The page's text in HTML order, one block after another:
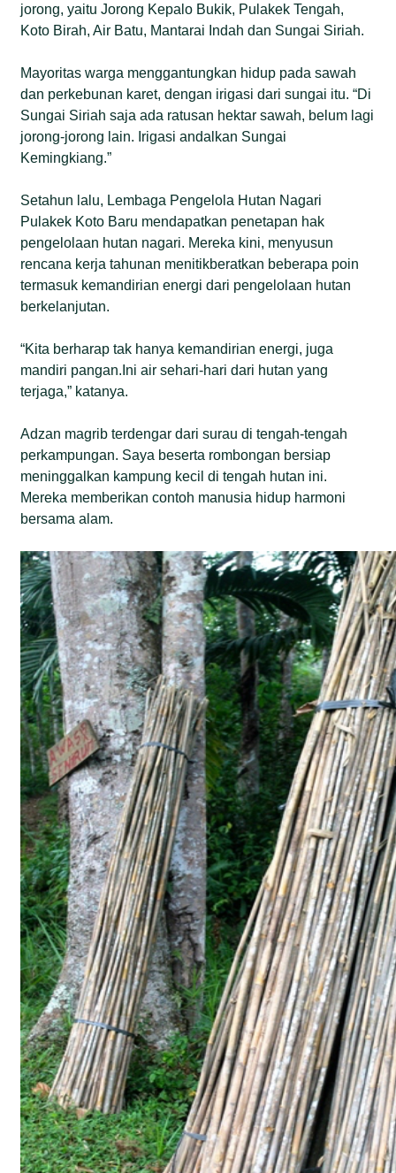
jorong, yaitu Jorong Kepalo Bukik, Pulakek Tengah,
Koto Birah, Air Batu, Mantarai Indah dan Sungai Siriah.
Mayoritas warga menggantungkan hidup pada sawah
dan perkebunan karet, dengan irigasi dari sungai itu. “Di
Sungai Siriah saja ada ratusan hektar sawah, belum lagi
jorong-jorong lain. Irigasi andalkan Sungai
Kemingkiang.”
Setahun lalu, Lembaga Pengelola Hutan Nagari
Pulakek Koto Baru mendapatkan penetapan hak
pengelolaan hutan nagari. Mereka kini, menyusun
rencana kerja tahunan menitikberatkan beberapa poin
termasuk kemandirian energi dari pengelolaan hutan
berkelanjutan.
“Kita berharap tak hanya kemandirian energi, juga
mandiri pangan.Ini air sehari-hari dari hutan yang
terjaga,” katanya.
Adzan magrib terdengar dari surau di tengah-tengah
perkampungan. Saya beserta rombongan bersiap
meninggalkan kampung kecil di tengah hutan ini.
Mereka memberikan contoh manusia hidup harmoni
bersama alam.